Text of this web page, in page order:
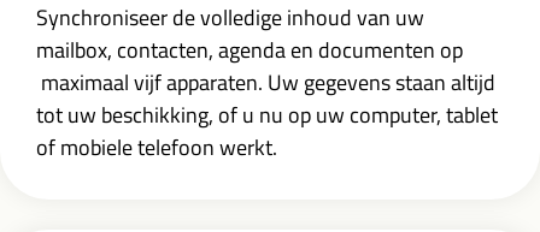
Synchroniseer de volledige inhoud van uw
mailbox, contacten, agenda en documenten op
maximaal vijf apparaten. Uw gegevens staan altijd
tot uw beschikking, of u nu op uw computer, tablet
of mobiele telefoon werkt.